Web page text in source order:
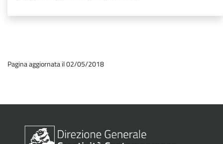
Pagina aggiornata il 02/05/2018